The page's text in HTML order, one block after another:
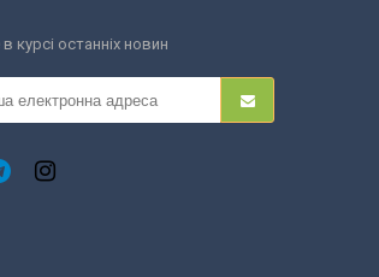
курсі останніх новин